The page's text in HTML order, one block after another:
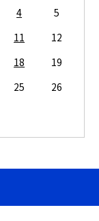
4
5
11
12
18
19
25
26